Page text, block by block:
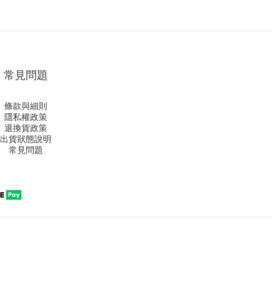
常見問題
條款與細則
隱私權政策
退換貨政策
出貨狀態說明
常見問題